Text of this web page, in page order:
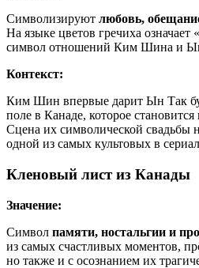
Символизируют любовь,
На языке цветов гречиха
символ отношений Ким Шина и
Контекст:
Ким Шин впервые дарит Ын Так
поле в Канаде, которое
Сцена их символической свадьбы
одной из самых культовых в
Кленовый лист из Канады
Значение:
Символ памяти, ностальгии и
из самых счастливых моментов,
но также и с осознанием их